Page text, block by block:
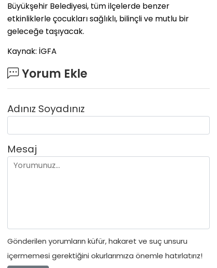
Büyükşehir Belediyesi, tüm ilçelerde benzer
etkinliklerle çocukları sağlıklı, bilinçli ve mutlu bir
geleceğe taşıyacak.
Kaynak: İGFA
Yorum Ekle
Adınız Soyadınız
Mesaj
Gönderilen yorumların küfür, hakaret ve suç unsuru
içermemesi gerektiğini okurlarımıza önemle hatırlatırız!